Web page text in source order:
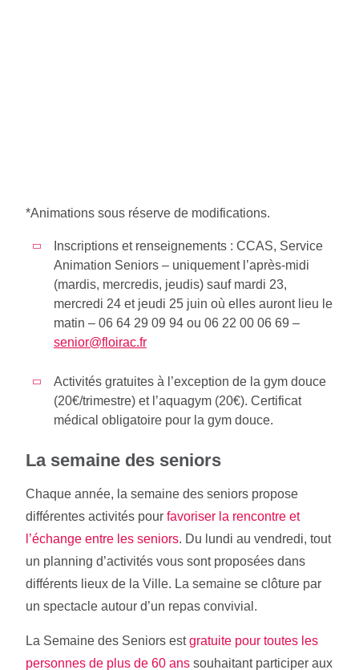
*Animations sous réserve de modifications.
Inscriptions et renseignements : CCAS, Service
Animation Seniors – uniquement l’après-midi
(mardis, mercredis, jeudis) sauf mardi 23,
mercredi 24 et jeudi 25 juin où elles auront lieu le
matin – 06 64 29 09 94 ou 06 22 00 06 69 –
senior@floirac.fr
Activités gratuites à l’exception de la gym douce
(20€/trimestre) et l’aquagym (20€). Certificat
médical obligatoire pour la gym douce.
La semaine des seniors
Chaque année, la semaine des seniors propose
différentes activités pour favoriser la rencontre et
l’échange entre les seniors. Du lundi au vendredi, tout
un planning d’activités vous sont proposées dans
différents lieux de la Ville. La semaine se clôture par
un spectacle autour d’un repas convivial.
La Semaine des Seniors estgratuite pour toutes les
personnes de plus de 60 anssouhaitant participer aux